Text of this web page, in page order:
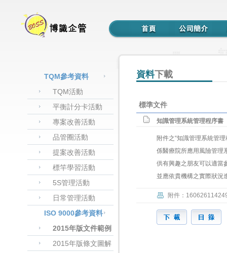
TQM參考資料
TQM活動
平衡計分卡活動
專案改善活動
品管圈活動
提案改善活動
標竿學習活動
5S管理活動
日常管理活動
ISO 9000參考資料
2015年版文件範例
2015年版條文圖解
資料下載
標準文件
知識管理系統管理程序書
附件之“知識管理系統管理
係醫療院所應用風險管理
供有興趣之朋友可以適當
並應依貴機構之實際狀況
附件：